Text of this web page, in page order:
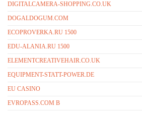
DIGITALCAMERA-SHOPPING.CO.UK
DOGALDOGUM.COM
ECOPROVERKA.RU 1500
EDU-ALANIA.RU 1500
ELEMENTCREATIVEHAIR.CO.UK
EQUIPMENT-STATT-POWER.DE
EU CASINO
EVROPASS.COM B